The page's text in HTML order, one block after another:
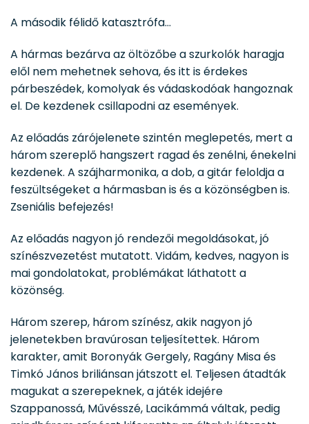
A második félidő katasztrófa…
A hármas bezárva az öltözőbe a szurkolók haragja
elől nem mehetnek sehova, és itt is érdekes
párbeszédek, komolyak és vádaskodóak hangoznak
el. De kezdenek csillapodni az események.
Az előadás zárójelenete szintén meglepetés, mert a
három szereplő hangszert ragad és zenélni, énekelni
kezdenek. A szájharmonika, a dob, a gitár feloldja a
feszültségeket a hármasban is és a közönségben is.
Zseniális befejezés!
Az előadás nagyon jó rendezői megoldásokat, jó
színészvezetést mutatott. Vidám, kedves, nagyon is
mai gondolatokat, problémákat láthatott a
közönség.
Három szerep, három színész, akik nagyon jó
jelenetekben bravúrosan teljesítettek. Három
karakter, amit Boronyák Gergely, Ragány Misa és
Timkó János briliánsan játszott el. Teljesen átadták
magukat a szerepeknek, a játék idejére
Szappanossá, Művésszé, Lacikámmá váltak, pedig